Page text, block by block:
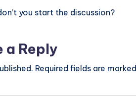
you start the discussion?
a Reply
Required fields are marked